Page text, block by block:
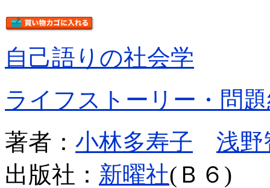
自己語りの社会学
ライフストーリー・問
著者： 小林多寿子
浅野
出版社： 新曜社(Ｂ６)